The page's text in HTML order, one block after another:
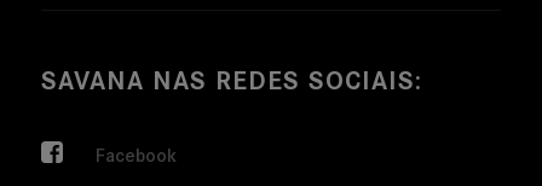
SAVANA NAS REDES SOCIAIS:
Facebook